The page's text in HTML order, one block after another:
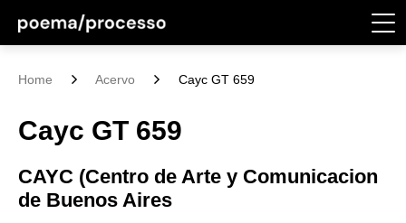
Home Acervo Cayc GT 659
Cayc GT 659
CAYC (Centro de Arte y Comunicacion
de Buenos Aires